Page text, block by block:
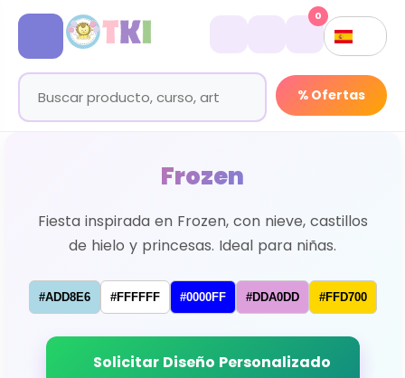
% Ofertas
0
Frozen
Fiesta inspirada en Frozen, con nieve, castillos
de hielo y princesas. Ideal para niñas.
#ADD8E6 #FFFFFF #0000FF #DDA0DD #FFD700
Solicitar Diseño Personalizado